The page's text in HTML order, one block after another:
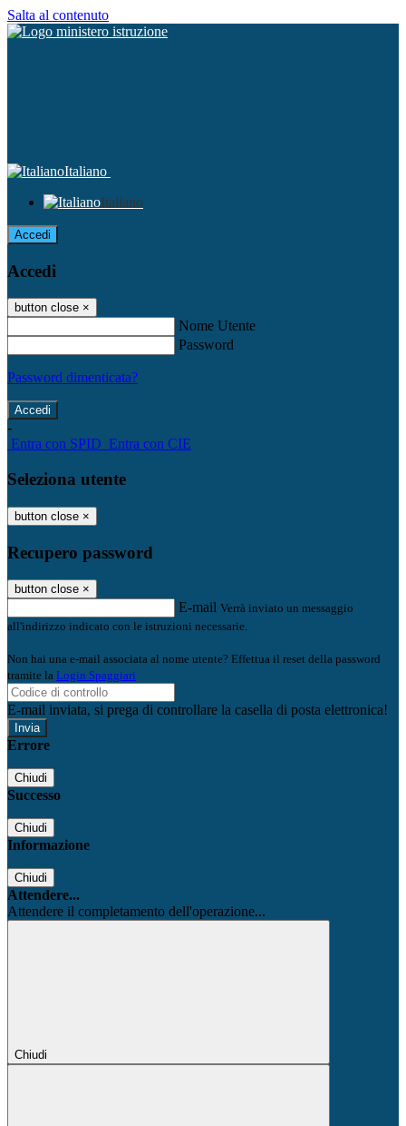
Salta al contenuto
Italiano
Italiano
Accedi
Accedi
button close ×
Nome Utente
Password
Password dimenticata?
-
Entra con SPID Entra con CIE
Seleziona utente
button close ×
Recupero password
button close ×
E-mail Verrà inviato un messaggio
all'indirizzo indicato con le istruzioni necessarie.
Non hai una e-mail associata al nome utente? Effettua il reset della password
tramite la Login Spaggiari
E-mail inviata, si prega di controllare la casella di posta elettronica!
Errore
Chiudi
Successo
Chiudi
Informazione
Chiudi
Attendere...
Attendere il completamento dell'operazione...
Chiudi